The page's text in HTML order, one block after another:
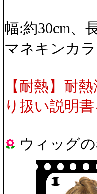
幅:約30cm、
マネキンカ
【耐熱】耐
り扱い説明
ウィッグ